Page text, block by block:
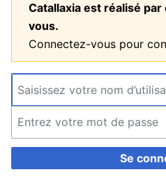
Catallaxia est réalisé
vous.
Connectez-vous pour
Se